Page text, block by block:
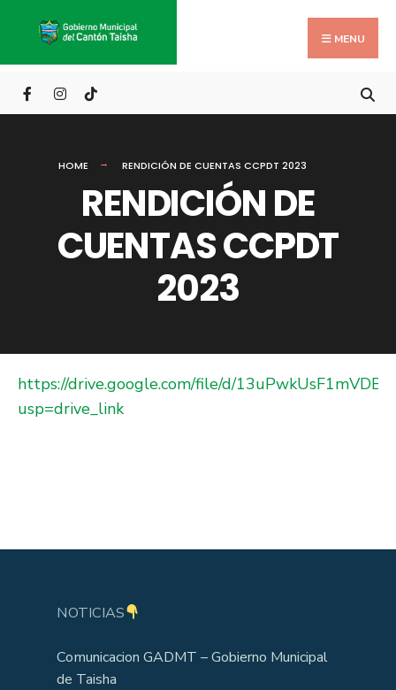
content
MENU
HOME RENDICIÓN DE CUENTAS CCPDT 2023
RENDICIÓN DE
CUENTAS CCPDT
2023
https://drive.google.com/file/d/
usp=drive_link
NOTICIAS
Comunicacion GADMT – Gobierno Municipal
de Taisha
for: